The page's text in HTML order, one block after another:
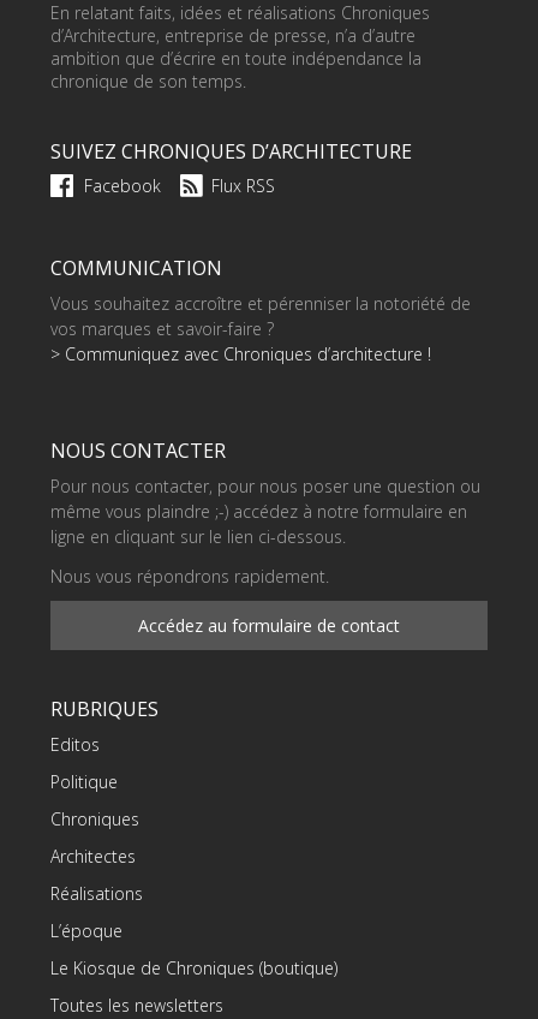
En relatant faits, idées et réalisations Chroniques
d’Architecture, entreprise de presse, n’a d’autre
ambition que d’écrire en toute indépendance la
chronique de son temps.
SUIVEZ CHRONIQUES D’ARCHITECTURE
Facebook Flux RSS
COMMUNICATION
Vous souhaitez accroître et pérenniser la notoriété de
vos marques et savoir-faire ?
> Communiquez avec Chroniques d’architecture !
NOUS CONTACTER
Pour nous contacter, pour nous poser une question ou
même vous plaindre ;-) accédez à notre formulaire en
ligne en cliquant sur le lien ci-dessous.
Nous vous répondrons rapidement.
Accédez au formulaire de contact
RUBRIQUES
Editos
Politique
Chroniques
Architectes
Réalisations
L’époque
Le Kiosque de Chroniques (boutique)
Toutes les newsletters